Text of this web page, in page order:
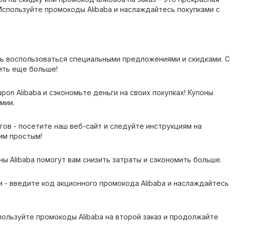
промокоды Alibaba и наслаждайтесь покупками с
специальными предложениями и скидками. С
еще больше!
Alibaba и сэкономьте деньги на своих покупках! Купоны
- посетите наш веб-сайт и следуйте инструкциям на
простым!
Alibaba помогут вам снизить затраты и сэкономить больше.
введите код акционного промокода Alibaba и наслаждайтесь
промокоды Alibaba на второй заказ и продолжайте